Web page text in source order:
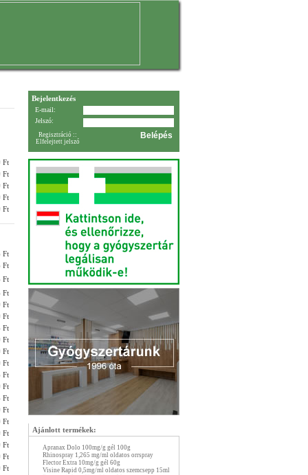
Ft
Ft
Ft
Ft
Ft
Ft
Ft
Ft
Ft
Ft
Ft
Ft
Ft
Ft
Ft
Ft
Ft
Ft
Ft
Ft
Ft
Ft
Ft
Ft
Bejelentkezés
E-mail:
Jelszó:
Regisztráció ::
Elfelejtett jelszó
Ajánlott termékek:
Apranax Dolo 100mg/g gél 100g
Rhinospray 1,265 mg/ml oldatos orrspray
Flector Extra 10mg/g gél 60g
Visine Rapid 0,5mg/ml oldatos szemcsepp 15ml